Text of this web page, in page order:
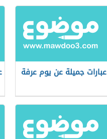
عبارات جميلة عن يوم عرفة